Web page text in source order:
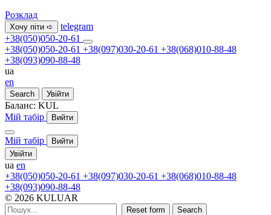
Розклад
Хочу піти ➪
telegram
+38(050)050-20-61
+38(050)050-20-61 +38(097)030-20-61 +38(068)010-88-48
+38(093)090-88-48
ua
en
Search Увійти
Баланс: KUL
Мій табір
Вийти
Мій табір
Вийти
Увійти
ua en
+38(050)050-20-61 +38(097)030-20-61 +38(068)010-88-48
+38(093)090-88-48
© 2026 KULUAR
Reset form Search